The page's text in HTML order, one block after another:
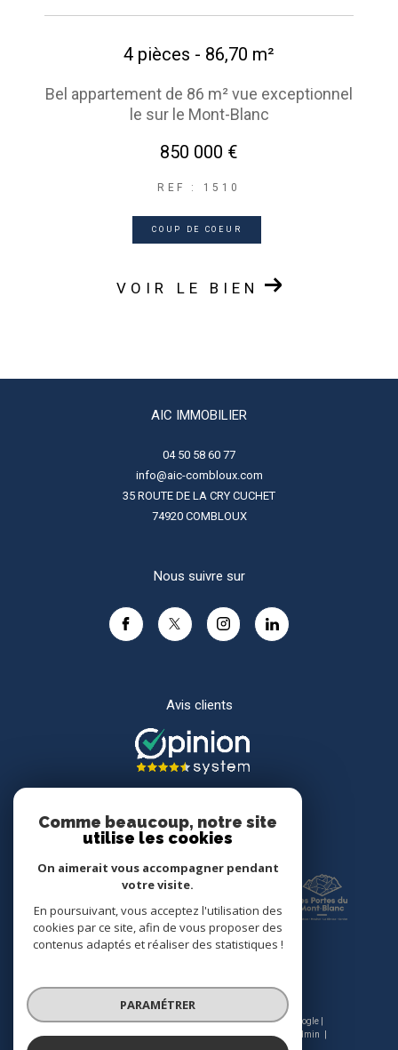
4 pièces - 86,70 m²
Bel appartement de 86 m² vue exceptionnel
le sur le Mont-Blanc
850 000 €
REF : 1510
COUP DE COEUR
VOIR LE BIEN
AIC IMMOBILIER
04 50 58 60 77
info@aic-combloux.com
35 ROUTE DE LA CRY CUCHET
74920
COMBLOUX
Nous suivre sur
Avis clients
© 2026 | Tous droits réservés | Traduction powered by Google |
Nos honoraires
Plan du site Mentions légales
Admin
Comme beaucoup, notre site
utilise les cookies
On aimerait vous accompagner pendant
votre visite.
En poursuivant, vous acceptez l'utilisation des
cookies par ce site, afin de vous proposer des
contenus adaptés et réaliser des statistiques !
PARAMÉTRER